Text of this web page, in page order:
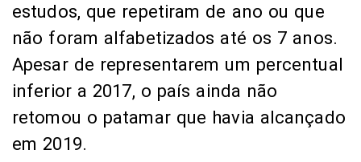
estudos, que repetiram de ano ou que
não foram alfabetizados até os 7 anos.
Apesar de representarem um percentual
inferior a 2017, o país ainda não
retomou o patamar que havia alcançado
em 2019.